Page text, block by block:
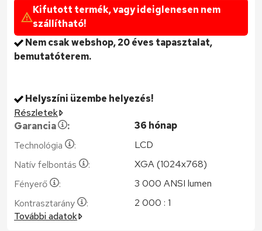
Kifutott termék, vagy ideiglenesen nem
szállítható!
Nem csak webshop, 20 éves tapasztalat,
bemutatóterem.
Helyszíni üzembe helyezés!
Részletek
Garancia
:
36 hónap
Technológia
:
LCD
Natív felbontás
:
XGA (1024x768)
Fényerő
:
3 000 ANSI lumen
Kontrasztarány
:
2 000 : 1
További adatok